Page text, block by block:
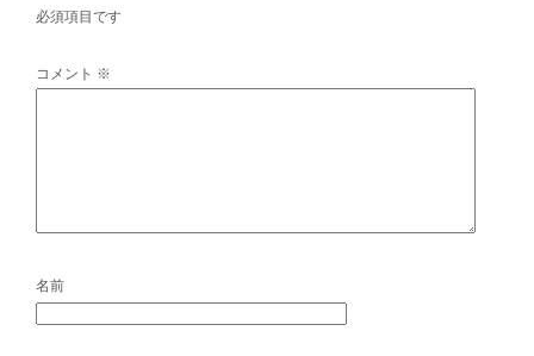
必須項目です
コメント ※
名前